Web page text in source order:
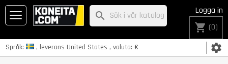
Språk: , leverans United States , valuta: € settings
Logga in
shopping_cart (0)
search